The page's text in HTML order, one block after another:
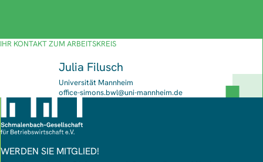
IHR KONTAKT ZUM ARBEITSKREIS
Julia Filusch
Universität Mannheim
E-
office-simons.bwl@uni-mannheim.de
WERDEN SIE MITGLIED!